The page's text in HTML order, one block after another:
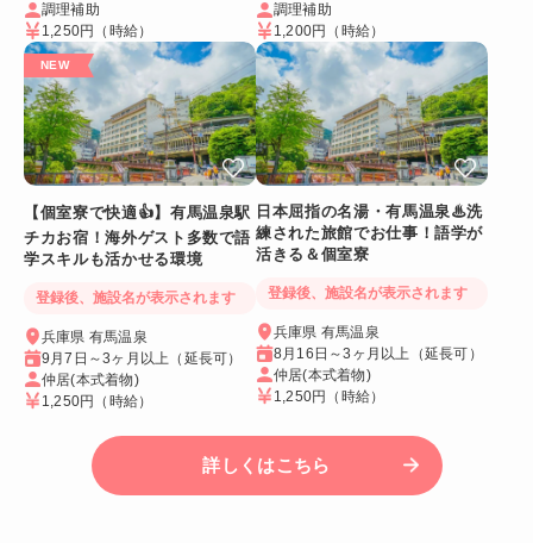
調理補助
1,250円
（時給）
調理補助
1,200円
（時給）
【個室寮で快適👍】有馬温泉駅
チカお宿！海外ゲスト多数で語
学スキルも活かせる環境
登録後、施設名が表示されます
兵庫県 有馬温泉
9月7日～3ヶ月以上（延長可）
仲居(本式着物)
1,250円 （時給）
日本屈指の名湯・有馬温泉♨洗
練された旅館でお仕事！語学が
活きる＆個室寮
登録後、施設名が表示されます
兵庫県 有馬温泉
8月16日～3ヶ月以上（延長可）
仲居(本式着物)
1,250円 （時給）
詳しくはこちら